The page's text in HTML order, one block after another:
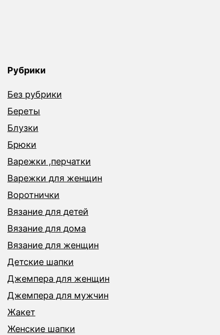
Рубрики
Без рубрики
Береты
Блузки
Брюки
Варежки ,перчатки
Варежки для женщин
Воротнички
Вязание для детей
Вязание для дома
Вязание для женщин
Детские шапки
Джемпера для женщин
Джемпера для мужчин
Жакет
Женские шапки